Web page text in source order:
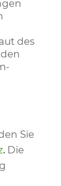
des
Sie
. Die